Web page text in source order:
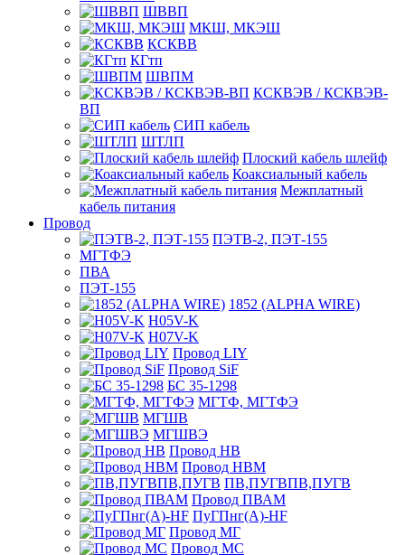
ШВВП
МКШ, МКЭШ
КСКВВ
КГтп
ШВПМ
КСКВЭВ / КСКВЭВ-
ВП
СИП кабель
ШТЛП
Плоский кабель шлейф
Коаксиальный кабель
Межплатный
кабель питания
Провод
ПЭТВ-2, ПЭТ-155
МГТФЭ
ПВА
ПЭТ-155
1852 (ALPHA WIRE)
H05V-K
H07V-K
Провод LIY
Провод SiF
БС 35-1298
МГТФ, МГТФЭ
МГШВ
МГШВЭ
Провод НВ
Провод НВМ
ПВ,ПУГВПВ,ПУГВ
Провод ПВАМ
ПуГПнг(A)-HF
Провод МГ
Провод МС